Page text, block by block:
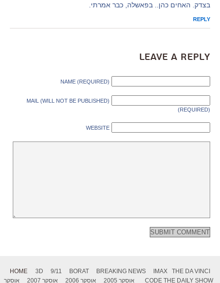
בצדק. האחים כהן.. בפאשלה, כבר אמרתי.
REPLY
Leave a Reply
NAME (REQUIRED)
MAIL (WILL NOT BE PUBLISHED)
(REQUIRED)
WEBSITE
HOME 3D 9/11 BORAT BREAKING NEWS IMAX
THE DA VINCI
CODE THE DAILY SHOW אוסקר 2005 אוסקר 2006 אוסקר 2007 אוסקר